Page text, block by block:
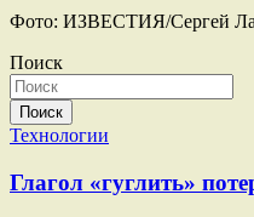
Фото: ИЗВЕСТИЯ/Сергей
Поиск
Поиск
Технологии
Глагол «гуглить»